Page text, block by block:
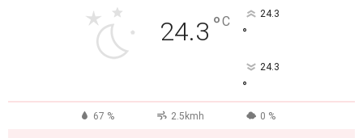
24.3 °C 24.3
°
24.3
°
67 % 2.5kmh 0 %